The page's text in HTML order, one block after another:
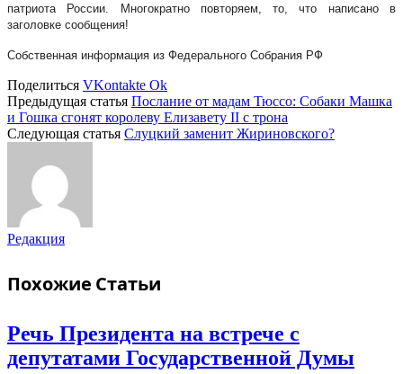
патриота России. Многократно повторяем, то, что написано в
заголовке сообщения!
Собственная информация из Федерального Собрания РФ
Поделиться VKontakte Ok
Предыдущая статья Послание от мадам Тюссо: Собаки Машка
и Гошка сгонят королеву Елизавету II с трона
Следующая статья Слуцкий заменит Жириновского?
Редакция
Похожие Статьи
Речь Президента на встрече с
депутатами Государственной Думы